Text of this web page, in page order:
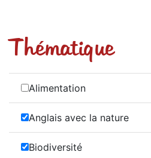
Thématique
Alimentation
Anglais avec la nature
Biodiversité